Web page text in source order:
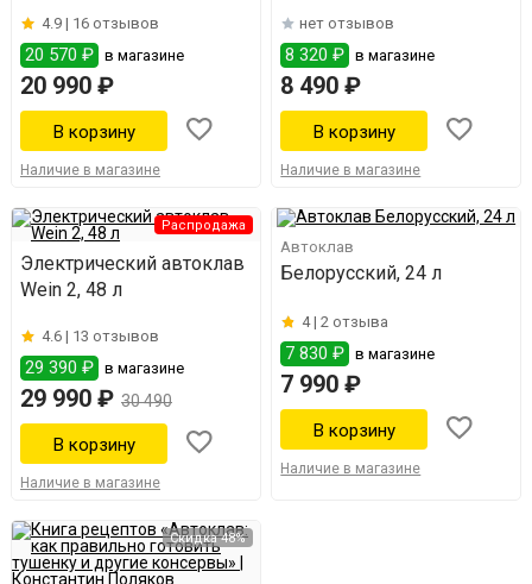
4.9 | 16 отзывов
20 570 ₽ в магазине
20 990 ₽
Наличие в магазине
нет отзывов
8 320 ₽ в магазине
8 490 ₽
Наличие в магазине
Распродажа
Электрический автоклав
Wein 2, 48 л
4.6 | 13 отзывов
29 390 ₽ в магазине
29 990 ₽ 30 490
Наличие в магазине
Автоклав
Белорусский, 24 л
4 |2 отзыва
7 830 ₽ в магазине
7 990 ₽
Наличие в магазине
Скидка 48%